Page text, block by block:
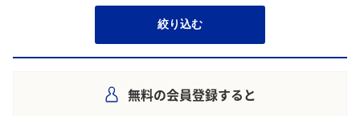
絞り込む
無料の会員登録すると